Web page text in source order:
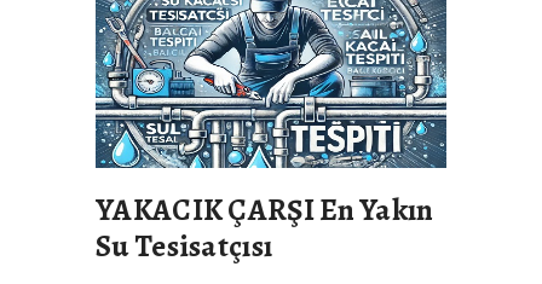
YAKACIK ÇARŞI En Yakın
Su Tesisatçısı